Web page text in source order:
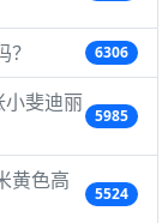
6306
斐迪丽
5985
黄色高
5524